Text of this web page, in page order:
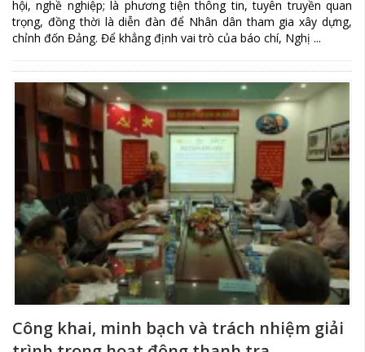
hội, nghề nghiệp; là phương tiện thông tin, tuyên truyền quan
trọng, đồng thời là diễn đàn để Nhân dân tham gia xây dựng,
chỉnh đốn Đảng. Để khẳng định vai trò của báo chí, Nghị ...
Công khai, minh bạch và trách nhiệm giải